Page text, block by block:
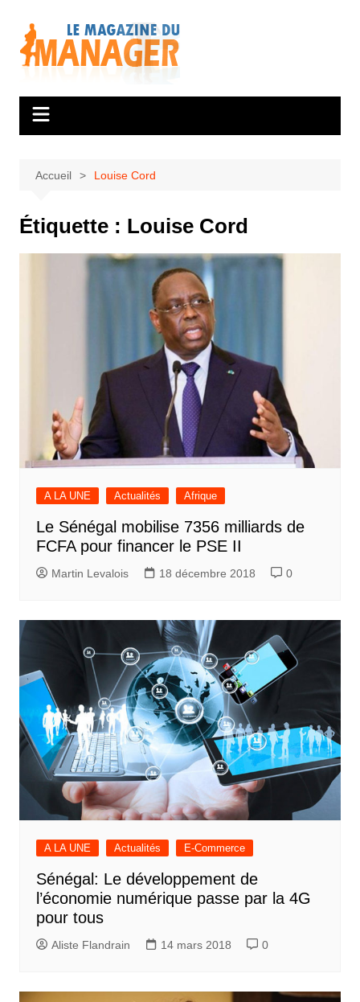
contenu
Accueil Louise Cord
Étiquette : Louise Cord
A LA UNE Actualités Afrique
Le Sénégal mobilise 7356 milliards de
FCFA pour financer le PSE II
Martin Levalois 18 décembre 2018 0
A LA UNE Actualités E-Commerce
Sénégal: Le développement de
l’économie numérique passe par la 4G
pour tous
Aliste Flandrain 14 mars 2018 0